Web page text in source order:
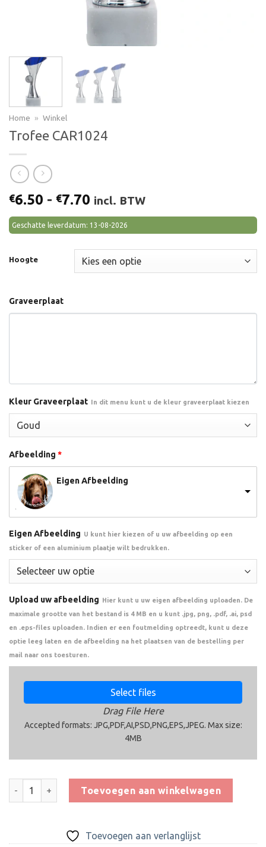
Home » Winkel
Trofee CAR1024
€6.50 - €7.70 Prijsklasse:
€6.50
tot
incl. BTW
Geschatte leverdatum: 13-08-2026
Hoogte
Graveerplaat
Kleur Graveerplaat In dit menu kunt u de kleur graveerplaat kiezen
Afbeelding *
Eigen Afbeelding
Eigen Afbeelding U kunt hier kiezen of u uw afbeelding op een
sticker of een aluminium plaatje wilt bedrukken.
Upload uw afbeelding Hier kunt u uw eigen afbeelding uploaden. De
maximale grootte van het bestand is 4 MB en u kunt .jpg, png, .pdf, .ai, psd
en .eps-files uploaden. Indien er een foutmelding optreedt, kunt u deze
optie leeg laten en de afbeelding na het plaatsen van de bestelling per
mail naar ons toesturen.
Select files
Drag File Here
Accepted formats: JPG,PDF,AI,PSD,PNG,EPS,JPEG. Max size:
4MB
Toevoegen aan winkelwagen
Toevoegen aan verlanglijst